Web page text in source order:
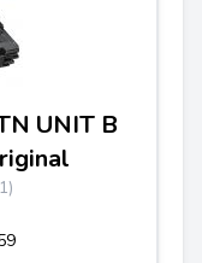
UNIT B